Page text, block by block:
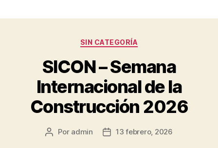
Categorías
SIN CATEGORÍA
SICON – Semana
Internacional de la
Construcción 2026
Autor
Por admin
Fecha13 febrero, 2026